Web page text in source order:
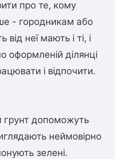
про те, кому
- городникам або
неї мають і ті, і
оформленій ділянці
і відпочити.
грунт допоможуть
неймовірно
зелені.